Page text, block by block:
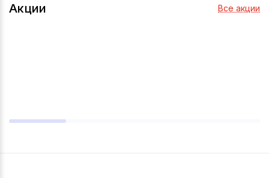
Акции Все акции